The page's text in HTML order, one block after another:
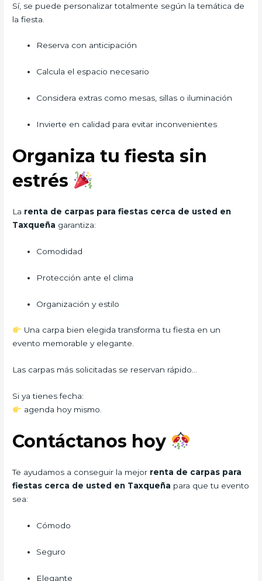
Sí, se puede personalizar totalmente según la temática de
la fiesta.
Reserva con anticipación
Calcula el espacio necesario
Considera extras como mesas, sillas o iluminación
Invierte en calidad para evitar inconvenientes
Organiza tu fiesta sin
estrés
La renta de carpas para fiestas cerca de usted en
Taxqueña garantiza:
Comodidad
Protección ante el clima
Organización y estilo
Una carpa bien elegida transforma tu fiesta en un
evento memorable y elegante.
Las carpas más solicitadas se reservan rápido…
Si ya tienes fecha:
agenda hoy mismo.
Contáctanos hoy
Te ayudamos a conseguir la mejor renta de carpas para
fiestas cerca de usted en Taxqueña para que tu evento
sea:
Cómodo
Seguro
Elegante